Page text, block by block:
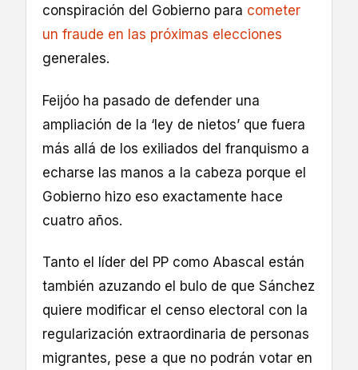
conspiración del Gobierno para cometer
un fraude en las próximas elecciones
generales.
Feijóo ha pasado de defender una
ampliación de la ‘ley de nietos’ que fuera
más allá de los exiliados del franquismo a
echarse las manos a la cabeza porque el
Gobierno hizo eso exactamente hace
cuatro años.
Tanto el líder del PP como Abascal están
también azuzando el bulo de que Sánchez
quiere modificar el censo electoral con la
regularización extraordinaria de personas
migrantes, pese a que no podrán votar en